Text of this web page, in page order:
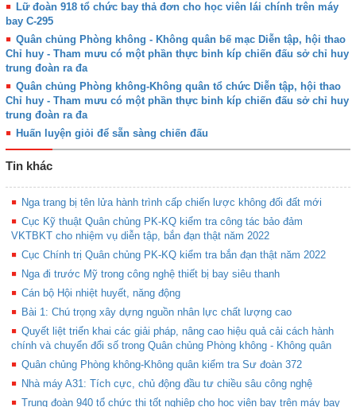
Lữ đoàn 918 tổ chức bay thả đơn cho học viên lái chính trên máy
bay C-295
Quân chủng Phòng không - Không quân bế mạc Diễn tập, hội thao
Chỉ huy - Tham mưu có một phần thực binh kíp chiến đấu sở chỉ huy
trung đoàn ra đa
Quân chủng Phòng không-Không quân tổ chức Diễn tập, hội thao
Chỉ huy - Tham mưu có một phần thực binh kíp chiến đấu sở chỉ huy
trung đoàn ra đa
Huấn luyện giỏi để sẵn sàng chiến đấu
Tin khác
Nga trang bị tên lửa hành trình cấp chiến lược không đối đất mới
Cục Kỹ thuật Quân chủng PK-KQ kiểm tra công tác bảo đảm
VKTBKT cho nhiệm vụ diễn tập, bắn đạn thật năm 2022
Cục Chính trị Quân chủng PK-KQ kiểm tra bắn đạn thật năm 2022
Nga đi trước Mỹ trong công nghệ thiết bị bay siêu thanh
Cán bộ Hội nhiệt huyết, năng động
Bài 1: Chú trọng xây dựng nguồn nhân lực chất lượng cao
Quyết liệt triển khai các giải pháp, nâng cao hiệu quả cải cách hành
chính và chuyển đổi số trong Quân chủng Phòng không - Không quân
Quân chủng Phòng không-Không quân kiểm tra Sư đoàn 372
Nhà máy A31: Tích cực, chủ động đầu tư chiều sâu công nghệ
Trung đoàn 940 tổ chức thi tốt nghiệp cho học viên bay trên máy bay